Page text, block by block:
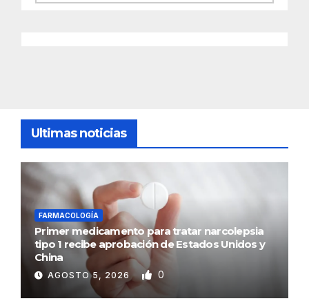
Ultimas noticias
FARMACOLOGÍA
Primer medicamento para tratar narcolepsia
tipo 1 recibe aprobación de Estados Unidos y
China
AGOSTO 5, 2026 0